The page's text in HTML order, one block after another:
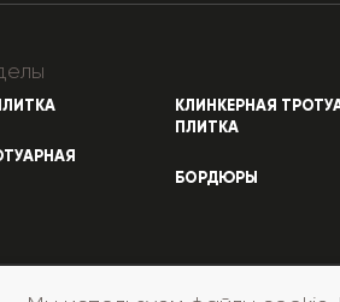
КЛИНКЕРНАЯ
ПЛИТКА
БОРДЮРЫ